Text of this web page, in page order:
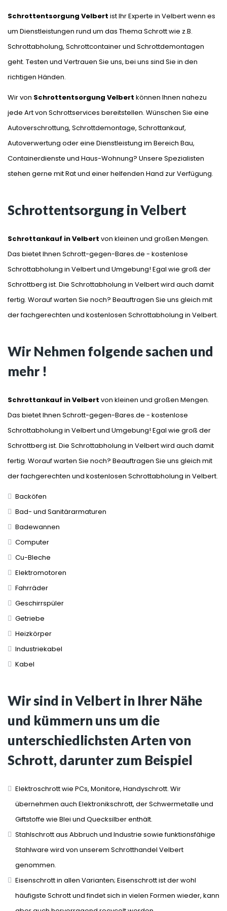
Schrottentsorgung Velbert ist Ihr Experte in Velbert wenn es
um Dienstleistungen rund um das Thema Schrott wie z.B.
Schrottabholung, Schrottcontainer und Schrottdemontagen
geht. Testen und Vertrauen Sie uns, bei uns sind Sie in den
richtigen Händen.
Wir von Schrottentsorgung Velbert können Ihnen nahezu
jede Art von Schrottservices bereitstellen. Wünschen Sie eine
Autoverschrottung, Schrottdemontage, Schrottankauf,
Autoverwertung oder eine Dienstleistung im Bereich Bau,
Containerdienste und Haus-Wohnung? Unsere Spezialisten
stehen gerne mit Rat und einer helfenden Hand zur Verfügung.
Schrottentsorgung in Velbert
Schrottankauf in Velbert von kleinen und großen Mengen.
Das bietet Ihnen Schrott-gegen-Bares.de - kostenlose
Schrottabholung in Velbert und Umgebung! Egal wie groß der
Schrottberg ist. Die Schrottabholung in Velbert wird auch damit
fertig. Worauf warten Sie noch? Beauftragen Sie uns gleich mit
der fachgerechten und kostenlosen Schrottabholung in Velbert.
Wir Nehmen folgende sachen und
mehr !
Schrottankauf in Velbert von kleinen und großen Mengen.
Das bietet Ihnen Schrott-gegen-Bares.de - kostenlose
Schrottabholung in Velbert und Umgebung! Egal wie groß der
Schrottberg ist. Die Schrottabholung in Velbert wird auch damit
fertig. Worauf warten Sie noch? Beauftragen Sie uns gleich mit
der fachgerechten und kostenlosen Schrottabholung in Velbert.
Backöfen
Bad- und Sanitärarmaturen
Badewannen
Computer
Cu-Bleche
Elektromotoren
Fahrräder
Geschirrspüler
Getriebe
Heizkörper
Industriekabel
Kabel
Wir sind in Velbert in Ihrer Nähe
und kümmern uns um die
unterschiedlichsten Arten von
Schrott, darunter zum Beispiel
Elektroschrott wie PCs, Monitore, Handyschrott. Wir
übernehmen auch Elektronikschrott, der Schwermetalle und
Giftstoffe wie Blei und Quecksilber enthält.
Stahlschrott aus Abbruch und Industrie sowie funktionsfähige
Stahlware wird von unserem Schrotthandel Velbert
genommen.
Eisenschrott in allen Varianten; Eisenschrott ist der wohl
häufigste Schrott und findet sich in vielen Formen wieder, kann